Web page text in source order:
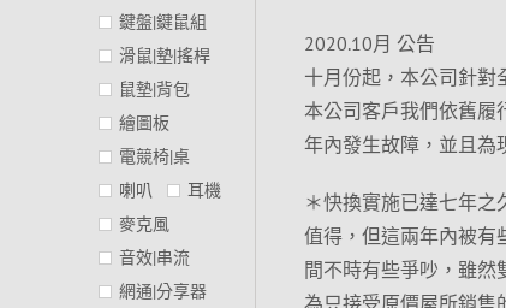
2020.10月 公告
十月份起，本公司針對
本公司客戶我們依舊履
年內發生故障，並且為
＊快換實施已達七年
值得，但這兩年內被有
間不時有些爭吵，雖然
為只接受原價屋所銷售
鍵盤|鍵鼠組
滑鼠|墊|搖桿
鼠墊|背包
繪圖板
電競椅|桌
喇叭
耳機
麥克風
音效|串流
網通|分享器